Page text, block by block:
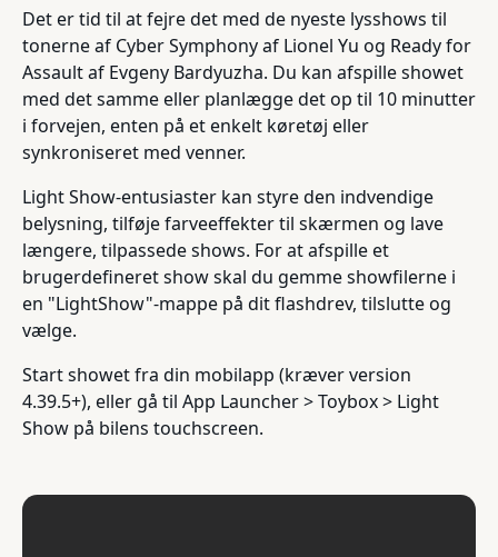
Det er tid til at fejre det med de nyeste lysshows til
tonerne af Cyber Symphony af Lionel Yu og Ready for
Assault af Evgeny Bardyuzha. Du kan afspille showet
med det samme eller planlægge det op til 10 minutter
i forvejen, enten på et enkelt køretøj eller
synkroniseret med venner.
Light Show-entusiaster kan styre den indvendige
belysning, tilføje farveeffekter til skærmen og lave
længere, tilpassede shows. For at afspille et
brugerdefineret show skal du gemme showfilerne i
en "LightShow"-mappe på dit flashdrev, tilslutte og
vælge.
Start showet fra din mobilapp (kræver version
4.39.5+), eller gå til App Launcher > Toybox > Light
Show på bilens touchscreen.